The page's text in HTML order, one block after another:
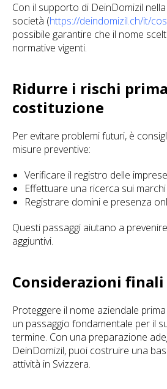
Con il supporto di DeinDomizil
società (https://deindomizil.ch/it/
possibile garantire che il nome
normative vigenti.
Ridurre i rischi
costituzione
Per evitare problemi futuri, è
misure preventive:
Verificare il registro delle imprese
Effettuare una ricerca sui marchi
Registrare domini e presenza
Questi passaggi aiutano a
aggiuntivi.
Considerazioni finali
Proteggere il nome aziendale
un passaggio fondamentale per il
termine. Con una preparazione
DeinDomizil, puoi costruire una
attività in Svizzera.